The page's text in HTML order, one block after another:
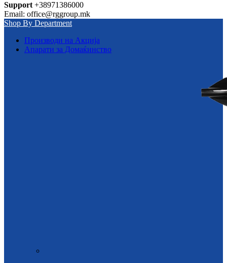
Support +38971386000
Email: office@rggroup.mk
Shop By Department
Производи на Акција
Апарати за Домаќинство